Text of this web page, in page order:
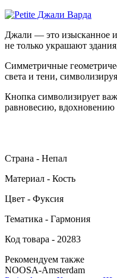
Джали — это изысканное
не только украшают
Симметричные
света и тени,
Кнопка символизирует
равновесию, вдохновению
Страна - Непал
Материал - Кость
Цвет - Фуксия
Тематика - Гармония
Код товара - 20283
Рекомендуем также
NOOSA-Amsterdam